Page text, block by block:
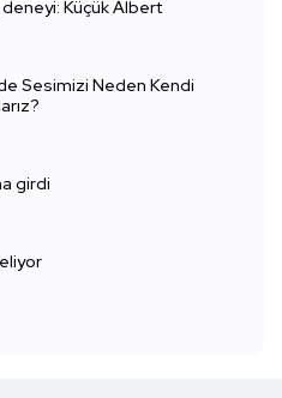
deneyi: Küçük Albert
Sesimizi Neden Kendi
girdi